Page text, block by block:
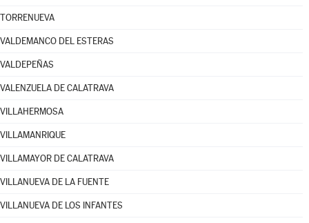
TORRENUEVA
VALDEMANCO DEL ESTERAS
VALDEPEÑAS
VALENZUELA DE CALATRAVA
VILLAHERMOSA
VILLAMANRIQUE
VILLAMAYOR DE CALATRAVA
VILLANUEVA DE LA FUENTE
VILLANUEVA DE LOS INFANTES